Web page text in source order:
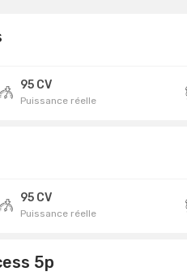
95 CV
Puissance réelle
95 CV
Puissance réelle
5p